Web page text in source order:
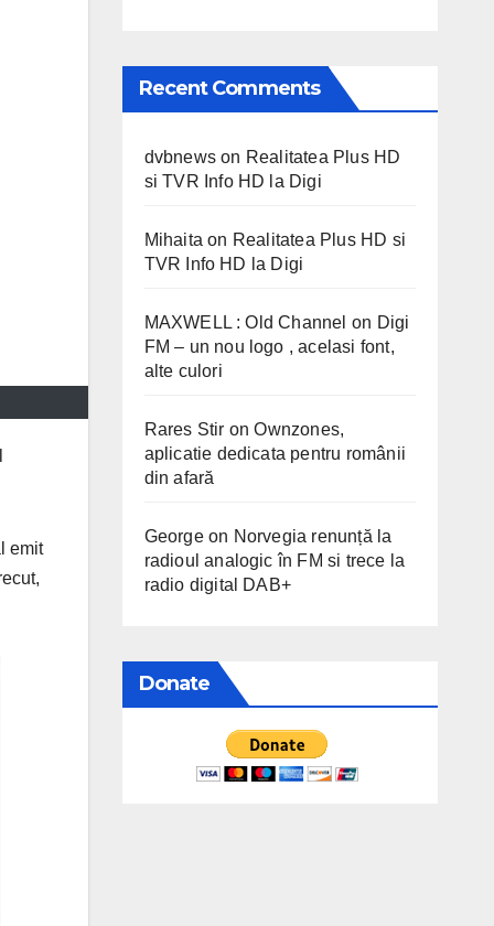
emit
Recent Comments
dvbnewson Realitatea Plus HD
si TVR Info HD la Digi
Mihaita on Realitatea Plus HD si
TVR Info HD la Digi
MAXWELL : Old Channel on Digi
FM – un nou logo , acelasi font,
alte culori
Rares Stir onOwnzones,
aplicatie dedicata pentru românii
din afară
Georgeon Norvegia renunță la
radioul analogic în FM si trece la
radio digital DAB+
Donate